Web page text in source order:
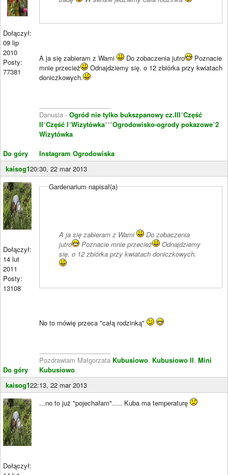
Dołączył:
09 lip
2010
Posty:
77381
Do góry
A ja się zabieram z Wami Do zobaczenia jutro
Poznacie
mnie przecież
Odnajdziemy się. o 12 zbiórka przy kwiatach
doniczkowych.
Danusia - Ogród nie tylko bukszpanowy cz.III*Część
II*Część I*Wizytówka***Ogrodowisko-ogrody pokazowe*2
Wizytówka
Instagram Ogrodowiska
kaisog120:30, 22 mar 2013
Dołączył:
14 lut
2011
Posty:
13108
Do góry
Gardenarium napisał(a)
A ja się zabieram z Wami
Do zobaczenia
jutro
Poznacie mnie przecież
Odnajdziemy
się. o 12 zbiórka przy kwiatach doniczkowych.
No to mówię przeca "całą rodzinką"
Pozdrawiam Małgorzata Kubusiowo, Kubusiowo II, Mini
Kubusiowo
kaisog122:13, 22 mar 2013
Dołączył:
...no to już "pojechałam"..... Kuba ma temperaturę